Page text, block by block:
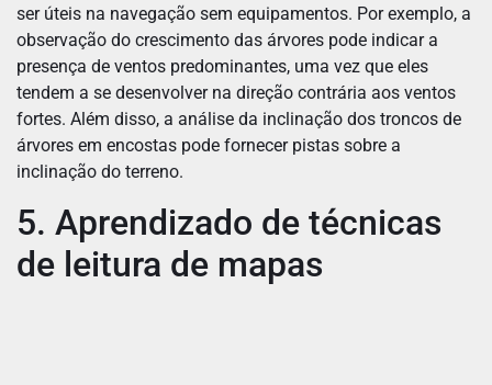
ser úteis na navegação sem equipamentos. Por exemplo, a
observação do crescimento das árvores pode indicar a
presença de ventos predominantes, uma vez que eles
tendem a se desenvolver na direção contrária aos ventos
fortes. Além disso, a análise da inclinação dos troncos de
árvores em encostas pode fornecer pistas sobre a
inclinação do terreno.
5. Aprendizado de técnicas
de leitura de mapas